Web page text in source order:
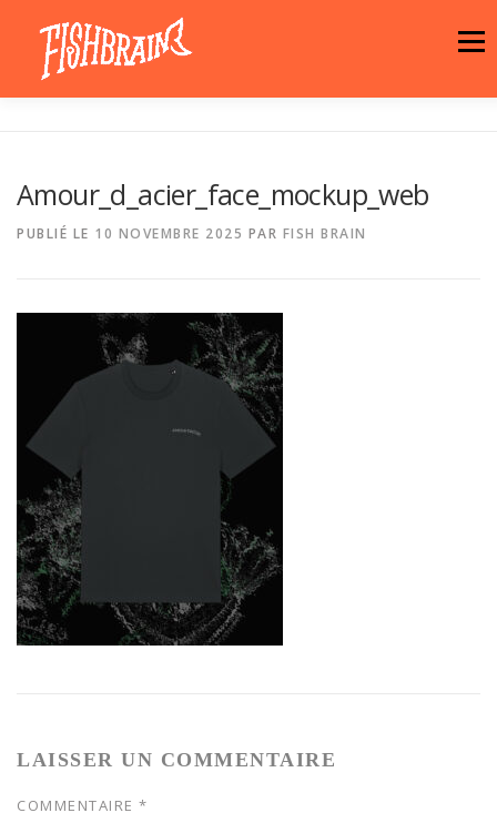
contenu
Menu
LA BOUTIQUE
Amour_d_acier_face_mockup_web
PUBLIÉ LE 10 NOVEMBRE 2025 PAR FISH BRAIN
LAISSER UN COMMENTAIRE
COMMENTAIRE *